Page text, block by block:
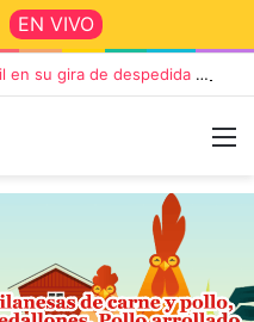
EN VIVO
Die Toten Hosen llega a Tandil en su gira de despedida «Fútbol, Asado, Vino y Adiós Amigos»